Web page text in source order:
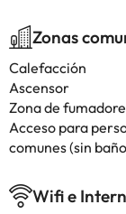
Zonas
Calefacción
Ascensor
Zona de
Acceso para
comunes (sin
Wifi e